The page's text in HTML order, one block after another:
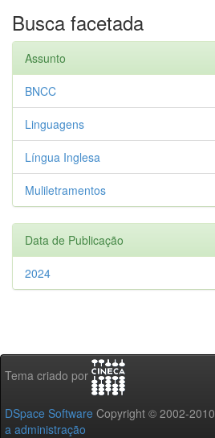
Busca facetada
Assunto
BNCC
Linguagens
Língua Inglesa
Muliletramentos
Data de Publicação
2024
Tema criado por
DSpace Software Copyright © 2002-2010
a administração